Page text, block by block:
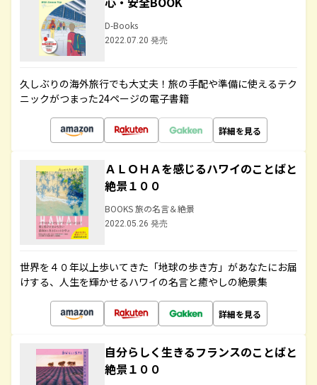
D-Books
2022.07.20 発売
久しぶりの海外旅行でも大丈夫！旅の手配や準備に使えるテク
ニックがつまった24ページの電子書籍
詳細を見る
ＡＬＯＨＡを感じるハワイのことばと
絶景１００
BOOKS 旅の名言＆絶景
2022.05.26 発売
世界を４０年以上歩いてきた「地球の歩き方」があなたにお届
けする、人生を輝かせるハワイの名言と癒やしの絶景集
詳細を見る
自分らしく生きるフランスのことばと
絶景１００